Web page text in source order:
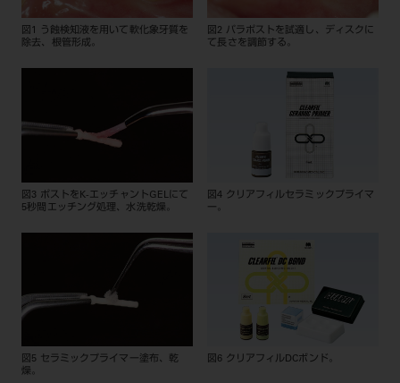
図1 う蝕検知液を用いて軟化象牙質を
除去、根管形成。
図2 パラポストを試適し、ディスクに
て長さを調節する。
図3 ポストをK-エッチャントGELにて
5秒間エッチング処理、水洗乾燥。
図4 クリアフィルセラミックプライマ
ー。
図5 セラミックプライマー塗布、乾
燥。
図6 クリアフィルDCボンド。